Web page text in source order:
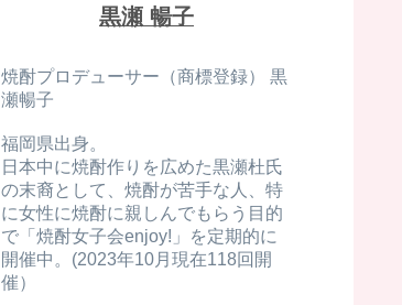
黒瀬 暢子
焼酎プロデューサー（商標登録） 黒
瀬暢子
福岡県出身。
日本中に焼酎作りを広めた黒瀬杜氏
の末裔として、焼酎が苦手な人、特
に女性に焼酎に親しんでもらう目的
で「焼酎女子会enjoy!」を定期的に
開催中。(2023年10月現在118回開
催）